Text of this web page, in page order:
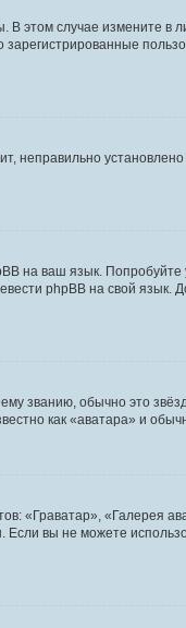
этом случае измените в
зарегистрированные
неправильно
на ваш язык.
phpBB на свой
званию, обычно это
как «аватара» и
«Граватар», «Галерея
вы не можете